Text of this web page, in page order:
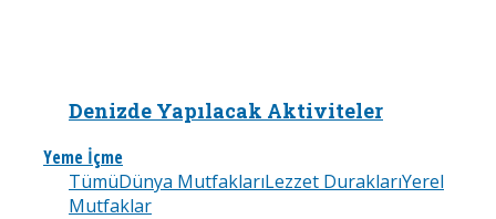
Denizde Yapılacak Aktiviteler
Yeme İçme
TümüDünya MutfaklarıLezzet DuraklarıYerel
Mutfaklar